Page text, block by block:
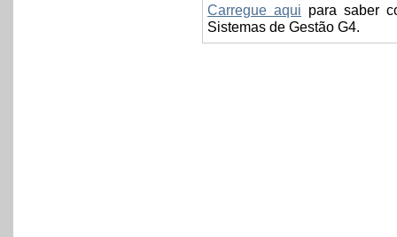
Carregue aqui para saber
Sistemas de Gestão G4.